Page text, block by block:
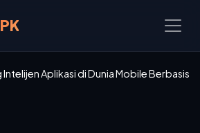
Aplikasi di Dunia Mobile Berbasis